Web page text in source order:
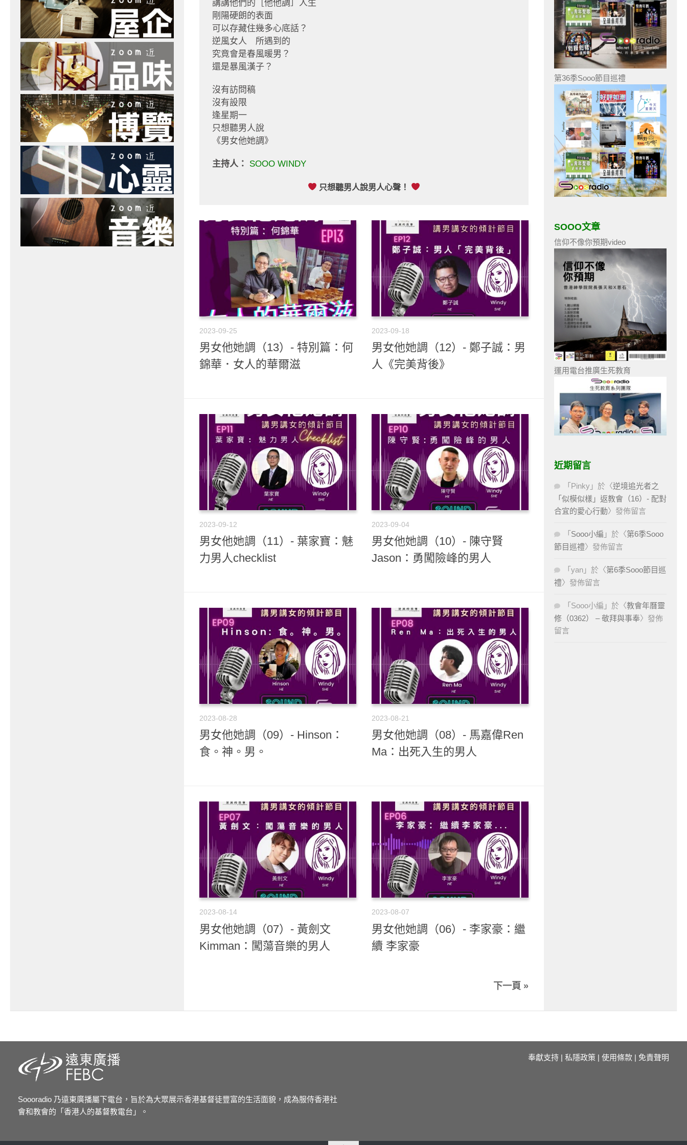
講講他們的［他他調］人生
剛陽硬朗的表面
可以存藏住幾多心底話？
逆風女人 所遇到的
究竟會是春風暖男？
還是暴風漢子？
沒有訪問稿
沒有設限
逢星期一
只想聽男人說
《男女他她調》
主持人： SOOO WINDY
只想聽男人說男人心聲！
2023-09-25
男女他她調（13）- 特別篇：何
錦華．女人的華爾滋
2023-09-18
男女他她調（12）- 鄭子誠：男
人《完美背後》
2023-09-12
男女他她調（11）- 葉家寶：魅
力男人checklist
2023-09-04
男女他她調（10）- 陳守賢
Jason：勇闖險峰的男人
2023-08-28
男女他她調（09）- Hinson：
食。神。男。
2023-08-21
男女他她調（08）- 馬嘉偉Ren
Ma：出死入生的男人
2023-08-14
男女他她調（07）- 黃劍文
Kimman：闖蕩音樂的男人
2023-08-07
男女他她調（06）- 李家豪：繼
續 李家豪
下一頁 »
第36季Sooo節目巡禮
SOOO文章
信仰不像你預期video
運用電台推廣生死教育
近期留言
「 Pinky 」於〈逆境追光者之
「似模似樣」返教會（16）- 配對
合宜的愛心行動〉發佈留言
「 Sooo小編 」於〈第6季Sooo
節目巡禮〉發佈留言
「 yan 」於〈第6季Sooo節目巡
禮〉發佈留言
「 Sooo小編 」於〈教會年曆靈
修（0362） – 敬拜與事奉〉發佈
留言
Soooradio 乃遠東廣播屬下電台，旨於為大眾展示香港基督徒豐富的生活面貌，成為服侍香港社
會和教會的「香港人的基督教電台」。
奉獻支持 | 私隱政策 | 使用條款 | 免責聲明